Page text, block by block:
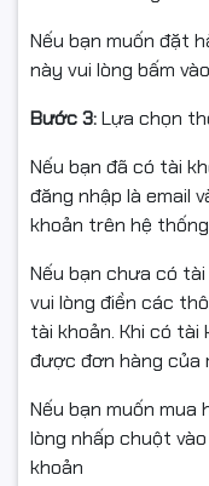
Nếu bạn muốn đặt
này vui lòng bấm
Bước 3:Lựa chọn
Nếu bạn đã có tài
đăng nhập là email
khoản trên hệ thống
Nếu bạn chưa có
vui lòng điền các
tài khoản. Khi có tài
được đơn hàng của
Nếu bạn muốn mua
lòng nhấp chuột
khoản